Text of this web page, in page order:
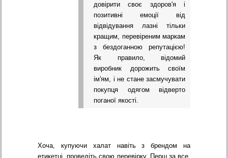
довірити своє здоров'я і
позитивні емоції від
відвідування лазні тільки
кращим, перевіреним маркам
з бездоганною репутацією!
Як правило, відомий
виробник дорожить своїм
ім'ям, і не стане засмучувати
покупця одягом відверто
поганої якості.
Хоча, купуючи халат навіть з брендом на
етикетці, проведіть свою перевірку. Перш за все,